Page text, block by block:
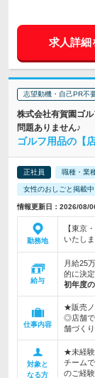
求人詳細
志望動機・自己PR不
株式会社有賀園ゴ
問題ありません♪
ゴルフ用品の【
正社員 職種・業
女性のおしごと掲載中
情報更新日：2026/08/
勤務地
【東京
いたし
給与
月給25
的に決
初年度の
仕事内容
★販売ノ
◎店舗で
舗づく
対象と
なる方
★未経験
チーム
のご経